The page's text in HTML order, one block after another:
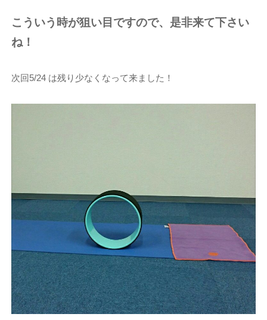
こういう時が狙い目ですので、是非来て下さい
ね！
次回5/24 は残り少なくなって来ました！